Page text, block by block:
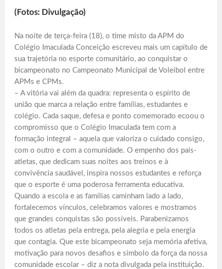
(Fotos: Divulgação)
Na noite de terça-feira (18), o time misto da APM do
Colégio Imaculada Conceição escreveu mais um capítulo de
sua trajetória no esporte comunitário, ao conquistar o
bicampeonato no Campeonato Municipal de Voleibol entre
APMs e CPMs.
– A vitória vai além da quadra: representa o espírito de
união que marca a relação entre famílias, estudantes e
colégio. Cada saque, defesa e ponto comemorado ecoou o
compromisso que o Colégio Imaculada tem com a
formação integral – aquela que valoriza o cuidado consigo,
com o outro e com a comunidade. O empenho dos pais-
atletas, que dedicam suas noites aos treinos e à
convivência saudável, inspira nossos estudantes e reforça
que o esporte é uma poderosa ferramenta educativa.
Quando a escola e as famílias caminham lado a lado,
fortalecemos vínculos, celebramos valores e mostramos
que grandes conquistas são possíveis. Parabenizamos
todos os atletas pela entrega, pela alegria e pela energia
que contagia. Que este bicampeonato seja memória afetiva,
motivação para novos desafios e símbolo da força da nossa
comunidade escolar – diz a nota divulgada pela instituição.